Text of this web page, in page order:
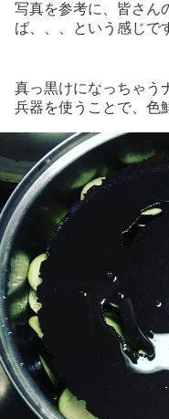
写真を参考に、皆さん
ば、、、という感じで
真っ黒けになっちゃう
兵器を使うことで、色